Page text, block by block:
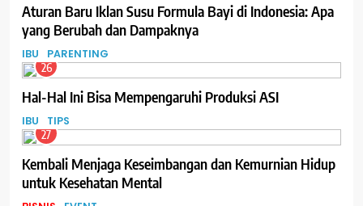
Aturan Baru Iklan Susu Formula Bayi di Indonesia: Apa
yang Berubah dan Dampaknya
IBU PARENTING
26
Hal-Hal Ini Bisa Mempengaruhi Produksi ASI
IBU TIPS
27
Kembali Menjaga Keseimbangan dan Kemurnian Hidup
untuk Kesehatan Mental